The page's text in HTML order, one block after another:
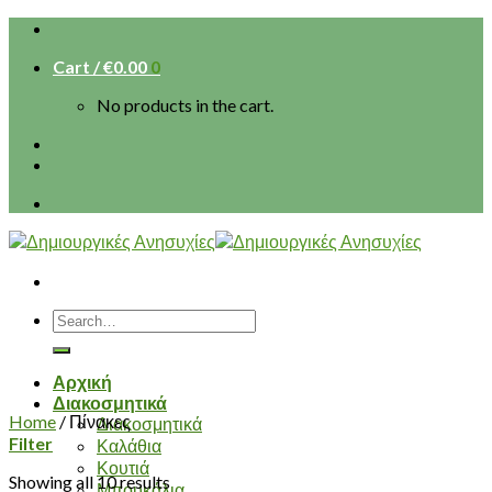
Skip
contentCart /€0.00 0
No products in the cart.
Search
for:
Αρχική
Διακοσμητικά
Διακοσμητικά
Καλάθια
Κουτιά
Home / Πίνακες
Filter
Showing all 10 results